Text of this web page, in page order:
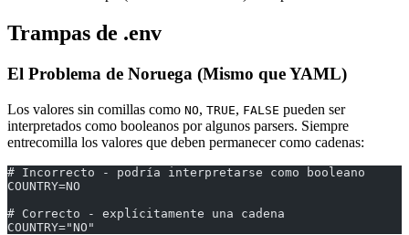
Trampas de .env
El Problema de Noruega (Mismo que YAML)
Los valores sin comillas como NO, TRUE, FALSE pueden ser
interpretados como booleanos por algunos parsers. Siempre
entrecomilla los valores que deben permanecer como cadenas:
# Incorrecto - podría interpretarse como booleano
COUNTRY=NO
# Correcto - explícitamente una cadena
COUNTRY="NO"